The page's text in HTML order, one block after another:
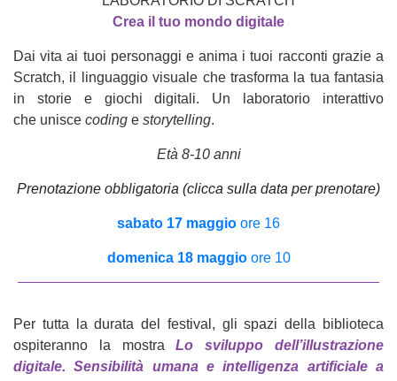
Crea il tuo mondo digitale
Dai vita ai tuoi personaggi e anima i tuoi racconti grazie a
Scratch, il linguaggio visuale che trasforma la tua fantasia
in storie e giochi digitali. Un laboratorio interattivo
che unisce coding e storytelling.
Età 8-10 anni
Prenotazione obbligatoria (clicca sulla data per prenotare)
sabato 17 maggio ore 16
domenica 18 maggioore 10
Per tutta la durata del festival, gli spazi della biblioteca
ospiteranno la mostraLo sviluppo dell’illustrazione
digitale. Sensibilità umana e intelligenza artificiale a